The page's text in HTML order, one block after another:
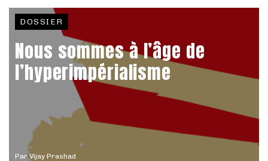
ParVijay Prashad
DOSSIER
Nous sommes à l’âge de
l’hyperimpérialisme